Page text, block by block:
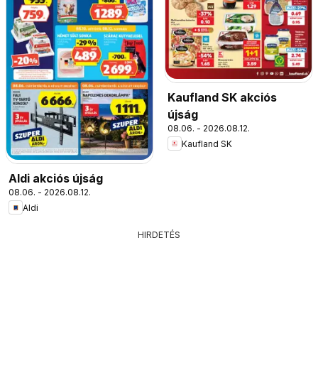
Aldi akciós újság
08.06. - 2026.08.12.
Aldi
Kaufland SK akciós
újság
08.06. - 2026.08.12.
Kaufland SK
HIRDETÉS